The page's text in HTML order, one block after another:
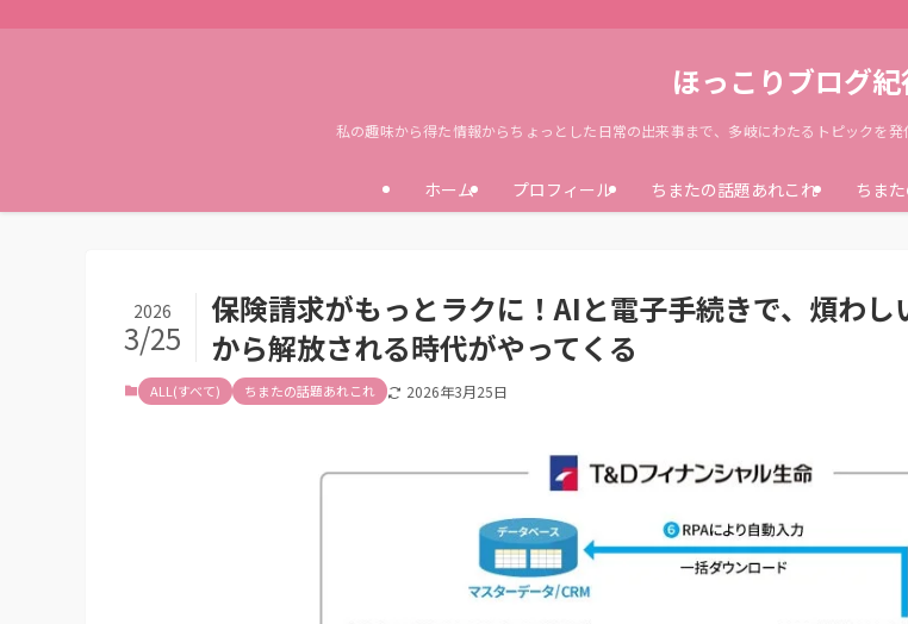
ほっこりブログ
私の趣味から得た情報からちょっとした日常の出来事まで、多岐にわたるトピックを
ホーム プロフィール ちまたの話題あれこれ ちま
保険請求がもっとラクに！AIと電子手続きで、煩わし
から解放される時代がやってくる
2026
3/25
ALL(すべて) ちまたの話題あれこれ 2026年3月25日